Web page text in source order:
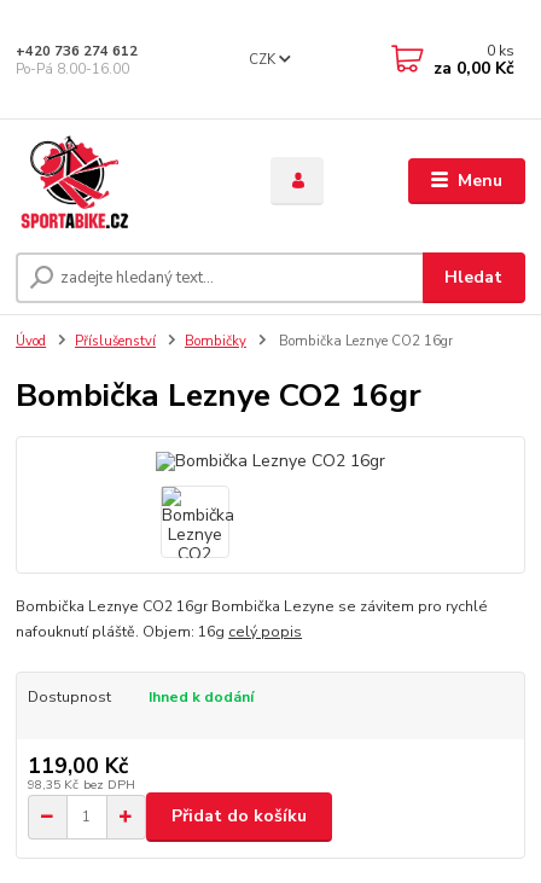
Menu
CZK
Hledat
+420 736 274 612
Po-Pá 8.00-16.00
0 ks
za 0,00 Kč
Úvod Příslušenství Bombičky Bombička Leznye CO2 16gr
Bombička Leznye CO2 16gr
Bombička Leznye CO2 16gr Bombička Lezyne se závitem pro rychlé
nafouknutí pláště. Objem: 16g celý popis
Dostupnost Ihned k dodání
119,00 Kč
98,35 Kč bez DPH
Přidat do košíku